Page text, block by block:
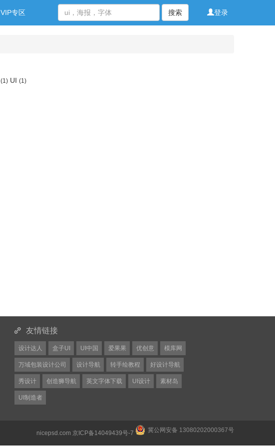
VIP专区 登录
搜索
(1) UI (1)
友情链接
设计达人 盒子UI UI中国 爱果果 优创意 模库网
万域包装设计公司 设计导航 转手绘教程 好设计导航
秀设计 创造狮导航 英文字体下载 UI设计 素材岛
UI制造者
nicepsd.com 京ICP备14049439号-7 冀公网安备 13080202000367号